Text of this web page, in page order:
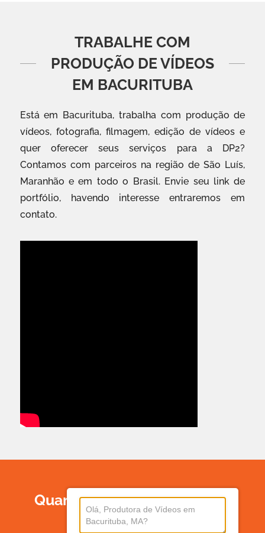
TRABALHE COM
PRODUÇÃO DE VÍDEOS
EM BACURITUBA
Está em Bacurituba, trabalha com produção de
vídeos, fotografia, filmagem, edição de vídeos e
quer oferecer seus serviços para a DP2?
Contamos com parceiros na região de São Luís,
Maranhão e em todo o Brasil. Envie seu link de
portfólio, havendo interesse entraremos em
contato.
Quanto Custa Produzir Um
Vídeo